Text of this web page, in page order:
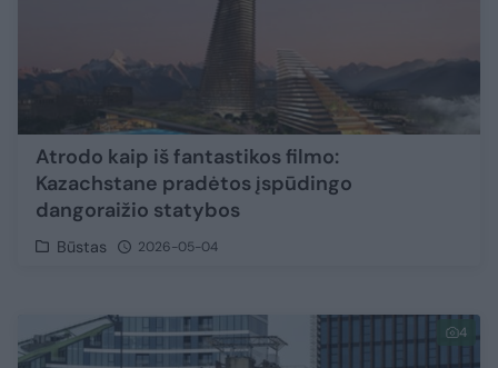
Atrodo kaip iš fantastikos filmo:
Kazachstane pradėtos įspūdingo
dangoraižio statybos
Būstas 2026-05-04
4